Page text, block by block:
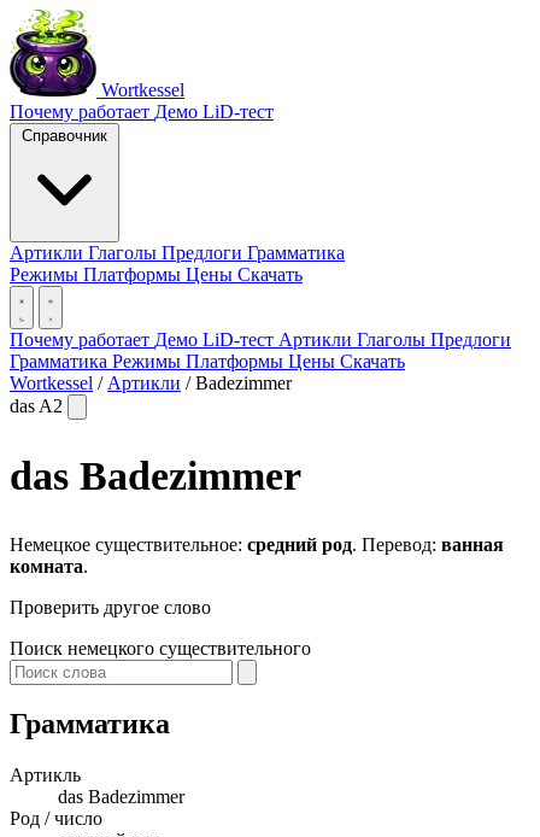
Wortkessel
Почему работает Демо LiD-тест
Справочник
Артикли Глаголы Предлоги Грамматика
Режимы Платформы Цены Скачать
Почему работает Демо LiD-тест Артикли Глаголы Предлоги
Грамматика Режимы Платформы Цены Скачать
Wortkessel / Артикли / Badezimmer
das A2
das Badezimmer
Немецкое существительное: средний род. Перевод: ванная
комната.
Проверить другое слово
Поиск немецкого существительного
Грамматика
Артикль
das Badezimmer
Род / число